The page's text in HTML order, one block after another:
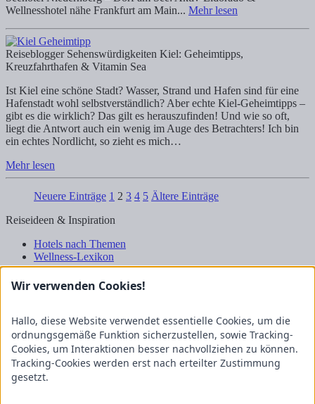
Wellnesshotel nähe Frankfurt am Main... Mehr lesen
Reiseblogger Sehenswürdigkeiten Kiel: Geheimtipps,
Kreuzfahrthafen & Vitamin Sea
Ist Kiel eine schöne Stadt? Wasser, Strand und Hafen sind für eine
Hafenstadt wohl selbstverständlich? Aber echte Kiel-Geheimtipps –
gibt es die wirklich? Das gilt es herauszufinden! Und wie so oft,
liegt die Antwort auch ein wenig im Auge des Betrachters! Ich bin
ein echtes Nordlicht, so zieht es mich…
Mehr lesen
Neuere Einträge 1 2 3 4 5 Ältere Einträge
Reiseideen & Inspiration
Hotels nach Themen
Wellness-Lexikon
Business-Lexikon
Urlaubsregionen in Deutschland
Kooperation & Zusammenarbeit
Kundenbereich
Presse
Über uns
Wir verwenden Cookies!
Hallo, diese Website verwendet essentielle Cookies, um die
ordnungsgemäße Funktion sicherzustellen, sowie Tracking-
Cookies, um Interaktionen besser nachvollziehen zu können.
Tracking-Cookies werden erst nach erteilter Zustimmung
gesetzt.